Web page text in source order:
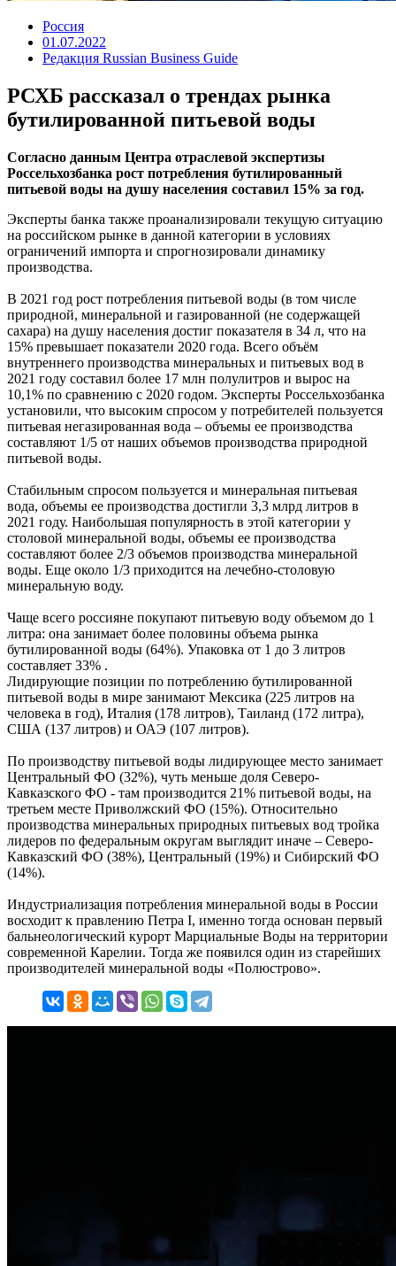
Россия
01.07.2022
Редакция Russian Business Guide
РСХБ рассказал о трендах рынка
бутилированной питьевой воды
Согласно данным Центра отраслевой экспертизы
Россельхозбанка рост потребления бутилированный
питьевой воды на душу населения составил 15% за год.
Эксперты банка также проанализировали текущую ситуацию
на российском рынке в данной категории в условиях
ограничений импорта и спрогнозировали динамику
производства.
В 2021 год рост потребления питьевой воды (в том числе
природной, минеральной и газированной (не содержащей
сахара) на душу населения достиг показателя в 34 л, что на
15% превышает показатели 2020 года. Всего объём
внутреннего производства минеральных и питьевых вод в
2021 году составил более 17 млн полулитров и вырос на
10,1% по сравнению с 2020 годом. Эксперты Россельхозбанка
установили, что высоким спросом у потребителей пользуется
питьевая негазированная вода – объемы ее производства
составляют 1/5 от наших объемов производства природной
питьевой воды.
Стабильным спросом пользуется и минеральная питьевая
вода, объемы ее производства достигли 3,3 млрд литров в
2021 году. Наибольшая популярность в этой категории у
столовой минеральной воды, объемы ее производства
составляют более 2/3 объемов производства минеральной
воды. Еще около 1/3 приходится на лечебно-столовую
минеральную воду.
Чаще всего россияне покупают питьевую воду объемом до 1
литра: она занимает более половины объема рынка
бутилированной воды (64%). Упаковка от 1 до 3 литров
составляет 33% .
Лидирующие позиции по потреблению бутилированной
питьевой воды в мире занимают Мексика (225 литров на
человека в год), Италия (178 литров), Таиланд (172 литра),
США (137 литров) и ОАЭ (107 литров).
По производству питьевой воды лидирующее место занимает
Центральный ФО (32%), чуть меньше доля Северо-
Кавказского ФО - там производится 21% питьевой воды, на
третьем месте Приволжский ФО (15%). Относительно
производства минеральных природных питьевых вод тройка
лидеров по федеральным округам выглядит иначе – Северо-
Кавказский ФО (38%), Центральный (19%) и Сибирский ФО
(14%).
Индустриализация потребления минеральной воды в России
восходит к правлению Петра I, именно тогда основан первый
бальнеологический курорт Марциальные Воды на территории
современной Карелии. Тогда же появился один из старейших
производителей минеральной воды «Полюстрово».